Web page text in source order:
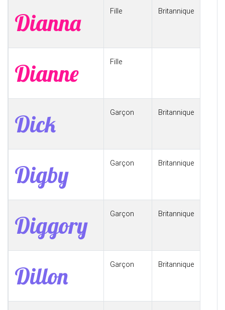
Dianna Fille Britannique
Dianne Fille
Dick Garçon Britannique
Digby Garçon Britannique
Diggory Garçon Britannique
Dillon Garçon Britannique